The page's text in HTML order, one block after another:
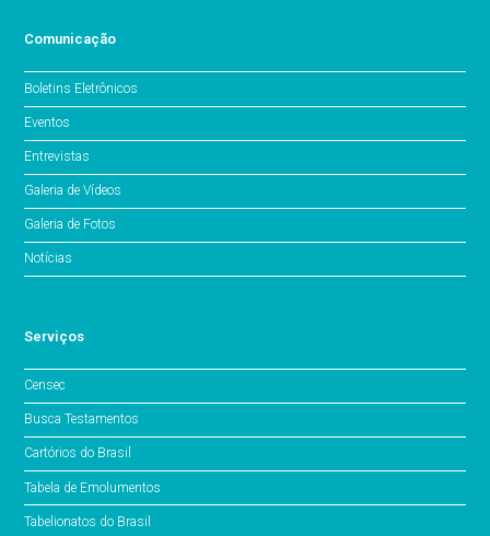
Comunicação
Boletins Eletrônicos
Eventos
Entrevistas
Galeria de Vídeos
Galeria de Fotos
Notícias
Serviços
Censec
Busca Testamentos
Cartórios do Brasil
Tabela de Emolumentos
Tabelionatos do Brasil